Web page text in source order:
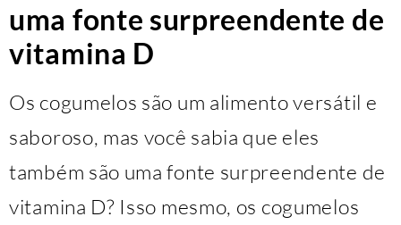
uma fonte surpreendente de
vitamina D
Os cogumelos são um alimento versátil e
saboroso, mas você sabia que eles
também são uma fonte surpreendente de
vitamina D? Isso mesmo, os cogumelos